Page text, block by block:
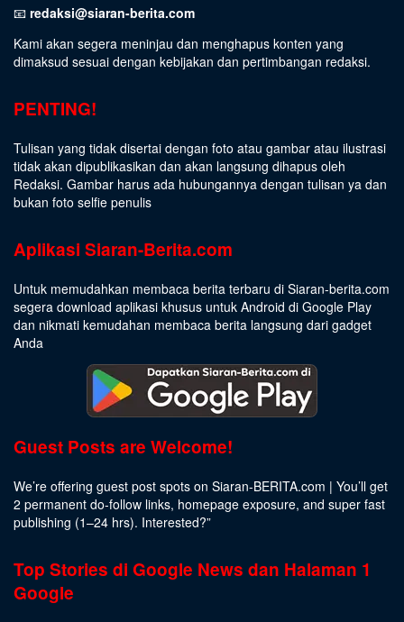
📧 redaksi@siaran-berita.com
Kami akan segera meninjau dan menghapus konten yang
dimaksud sesuai dengan kebijakan dan pertimbangan redaksi.
PENTING!
Tulisan yang tidak disertai dengan foto atau gambar atau ilustrasi
tidak akan dipublikasikan dan akan langsung dihapus oleh
Redaksi. Gambar harus ada hubungannya dengan tulisan ya dan
bukan foto selfie penulis
Aplikasi Siaran-Berita.com
Untuk memudahkan membaca berita terbaru di Siaran-berita.com
segera download aplikasi khusus untuk Android di Google Play
dan nikmati kemudahan membaca berita langsung dari gadget
Anda
Guest Posts are Welcome!
We’re offering guest post spots on Siaran-BERITA.com | You’ll get
2 permanent do-follow links, homepage exposure, and super fast
publishing (1–24 hrs). Interested?”
Top Stories di Google News dan Halaman 1
Google